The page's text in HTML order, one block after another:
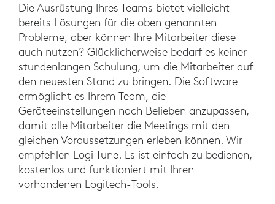
Die Ausrüstung Ihres Teams bietet vielleicht
bereits Lösungen für die oben genannten
Probleme, aber können Ihre Mitarbeiter diese
auch nutzen? Glücklicherweise bedarf es keiner
stundenlangen Schulung, um die Mitarbeiter auf
den neuesten Stand zu bringen. Die Software
ermöglicht es Ihrem Team, die
Geräteeinstellungen nach Belieben anzupassen,
damit alle Mitarbeiter die Meetings mit den
gleichen Voraussetzungen erleben können. Wir
empfehlen Logi Tune. Es ist einfach zu bedienen,
kostenlos und funktioniert mit Ihren
vorhandenen Logitech-Tools.